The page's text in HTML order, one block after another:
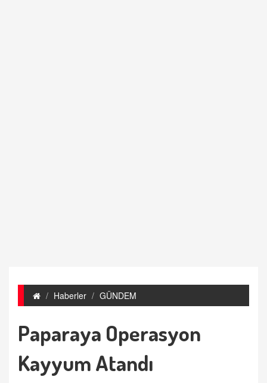
Haberler GÜNDEM
Paparaya Operasyon
Kayyum Atandı